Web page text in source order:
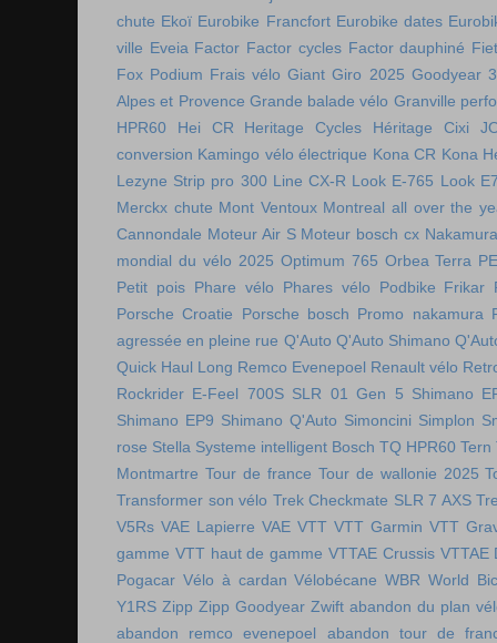
chute Ekoï Eurobike Francfort Eurobike dates
ville Eveia Factor Factor cycles Factor dauphiné
Fox Podium Frais vélo Giant Giro 2025 Goodyear
Alpes et Provence Grande balade vélo Granville
HPR60
Hei CR Heritage Cycles Héritage Cixi
conversion Kamingo vélo électrique Kona CR Kona
Lezyne Strip pro 300 Line CX-R Look E-765 Look
Merckx chute Mont Ventoux Montreal all over the
Cannondale Moteur Air S Moteur bosch cx
mondial du vélo 2025 Optimum 765 Orbea Terra
Petit pois Phare vélo Phares vélo Podbike Frikar
Porsche Croatie
Porsche bosch Promo nakamura
agressée en pleine rue Q'Auto Q'Auto Shimano
Quick Haul Long Remco Evenepoel Renault vélo
Rockrider E-Feel 700S SLR 01 Gen 5 Shimano
Shimano EP9 Shimano Q'Auto Simoncini Simplon
rose Stella Systeme intelligent Bosch TQ HPR60 Tern
Montmartre Tour de france Tour de wallonie 2025
Transformer son vélo Trek Checkmate SLR 7 AXS
V5Rs VAE Lapierre VAE VTT VTT Garmin VTT
gamme VTT haut de gamme VTTAE Crussis VTTAE
Pogacar Vélo à cardan Vélobécane WBR World
Y1RS Zipp Zipp Goodyear Zwift abandon du plan
abandon remco evenepoel
abandon tour de